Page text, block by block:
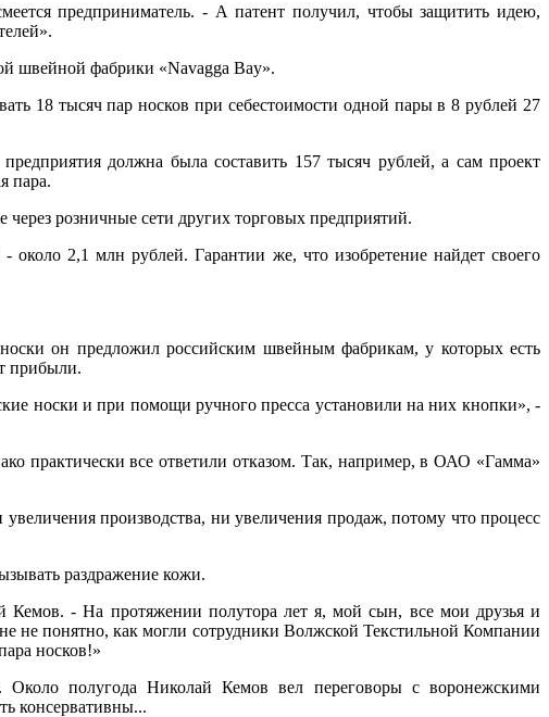
предприниматель. - А патент получил, чтобы защитить идею,
швейной фабрики «Navagga Bay».
18 тысяч пар носков при себестоимости одной пары в 8 рублей 27
должна была составить 157 тысяч рублей, а сам проект
пара.
розничные сети других торговых предприятий.
около 2,1 млн рублей. Гарантии же, что изобретение найдет своего
носки он предложил российским швейным фабрикам, у которых есть
прибыли.
носки и при помощи ручного пресса установили на них кнопки», -
практически все ответили отказом. Так, например, в ОАО «Гамма»
производства, ни увеличения продаж, потому что процесс
раздражение кожи.
Кемов. - На протяжении полутора лет я, мой сын, все мои друзья и
не понятно, как могли сотрудники Волжской Текстильной Компании
носков!»
Около полугода Николай Кемов вел переговоры с воронежскими
консервативны...